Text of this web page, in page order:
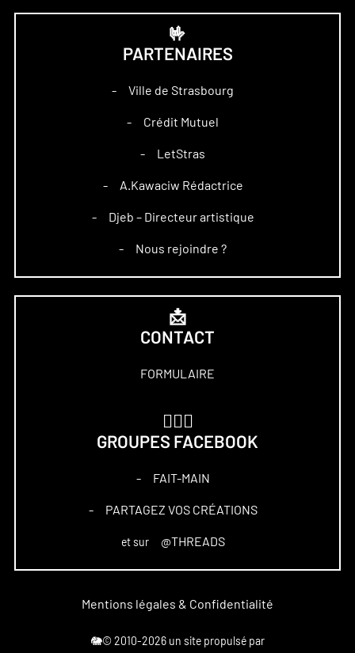
🤟
PARTENAIRES
– Ville de Strasbourg
– Crédit Mutuel
– LetStras
– A.Kawaciw Rédactrice
– Djeb – Directeur artistique
– Nous rejoindre ?
📩
CONTACT
FORMULAIRE
GROUPES FACEBOOK
– FAIT-MAIN
– PARTAGEZ VOS CRÉATIONS
et sur @THREADS
Mentions légales & Confidentialité
🐘© 2010-2026 un site propulsé par